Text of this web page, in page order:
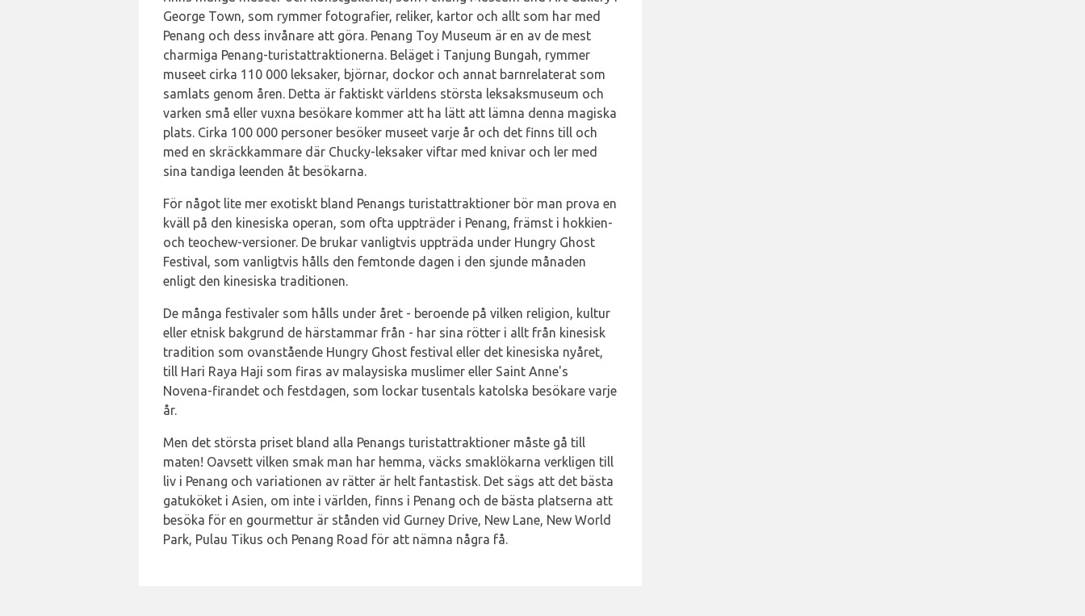
George Town, som rymmer fotografier, reliker, kartor och allt som har med
Penang och dess invånare att göra. Penang Toy Museum är en av de mest
charmiga Penang-turistattraktionerna. Beläget i Tanjung Bungah, rymmer
museet cirka 110 000 leksaker, björnar, dockor och annat barnrelaterat som
samlats genom åren. Detta är faktiskt världens största leksaksmuseum och
varken små eller vuxna besökare kommer att ha lätt att lämna denna magiska
plats. Cirka 100 000 personer besöker museet varje år och det finns till och
med en skräckkammare där Chucky-leksaker viftar med knivar och ler med
sina tandiga leenden åt besökarna.
För något lite mer exotiskt bland Penangs turistattraktioner bör man prova en
kväll på den kinesiska operan, som ofta uppträder i Penang, främst i hokkien-
och teochew-versioner. De brukar vanligtvis uppträda under Hungry Ghost
Festival, som vanligtvis hålls den femtonde dagen i den sjunde månaden
enligt den kinesiska traditionen.
De många festivaler som hålls under året - beroende på vilken religion, kultur
eller etnisk bakgrund de härstammar från - har sina rötter i allt från kinesisk
tradition som ovanstående Hungry Ghost festival eller det kinesiska nyåret,
till Hari Raya Haji som firas av malaysiska muslimer eller Saint Anne's
Novena-firandet och festdagen, som lockar tusentals katolska besökare varje
år.
Men det största priset bland alla Penangs turistattraktioner måste gå till
maten! Oavsett vilken smak man har hemma, väcks smaklökarna verkligen till
liv i Penang och variationen av rätter är helt fantastisk. Det sägs att det bästa
gatuköket i Asien, om inte i världen, finns i Penang och de bästa platserna att
besöka för en gourmettur är stånden vid Gurney Drive, New Lane, New World
Park, Pulau Tikus och Penang Road för att nämna några få.